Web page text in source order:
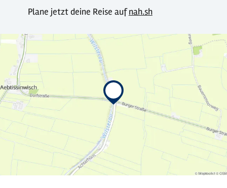
Plane jetzt deine Reise aufnah.sh